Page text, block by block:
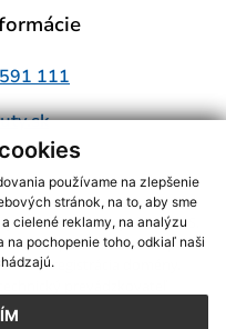
používame na zlepšenie
stránok, na to, aby sme
cielené reklamy, na analýzu
pochopenie toho, odkiaľ naši
111
informácií s využitím RSS
2,Mapa stránok,web portál
,registrácia domény